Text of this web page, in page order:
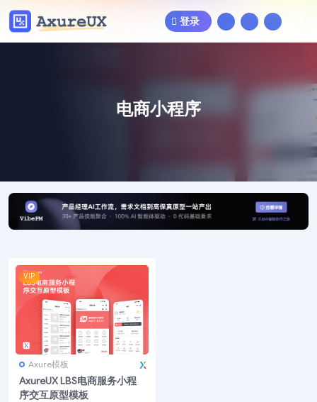
登录
电商小程序
VIP
Axure模板
AxureUX LBS电商服务小程
序交互原型模板